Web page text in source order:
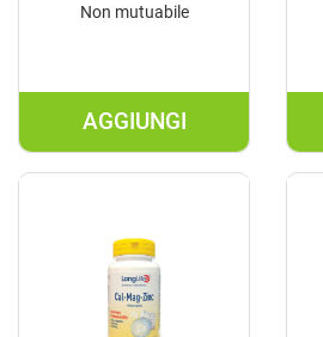
Non mutuabile
AGGIUNGI
AGGIUNGI
84TAV AL